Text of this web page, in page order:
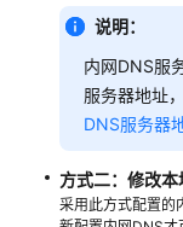
安
全
说明：
内网DNS服
服务器地址
DNS服务器
方式二：修改
采用此方式配置的